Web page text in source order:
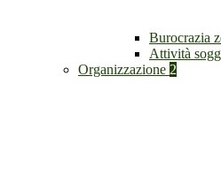
Burocrazia
Attività
Organizzazione 2